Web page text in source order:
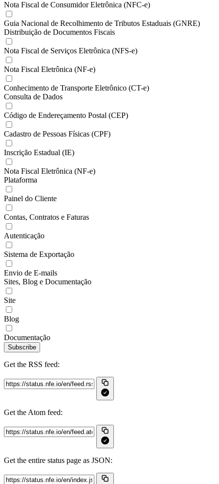
Nota Fiscal de Consumidor Eletrônica (NFC-e)
Guia Nacional de Recolhimento de Tributos Estaduais (GNRE)
Distribuição de Documentos Fiscais
Nota Fiscal de Serviços Eletrônica (NFS-e)
Nota Fiscal Eletrônica (NF-e)
Conhecimento de Transporte Eletrônico (CT-e)
Consulta de Dados
Código de Endereçamento Postal (CEP)
Cadastro de Pessoas Físicas (CPF)
Inscrição Estadual (IE)
Nota Fiscal Eletrônica (NF-e)
Plataforma
Painel do Cliente
Contas, Contratos e Faturas
Autenticação
Sistema de Exportação
Envio de E-mails
Sites, Blog e Documentação
Site
Blog
Documentação
Subscribe
Get the RSS feed:
Get the Atom feed:
Get the entire status page as JSON: